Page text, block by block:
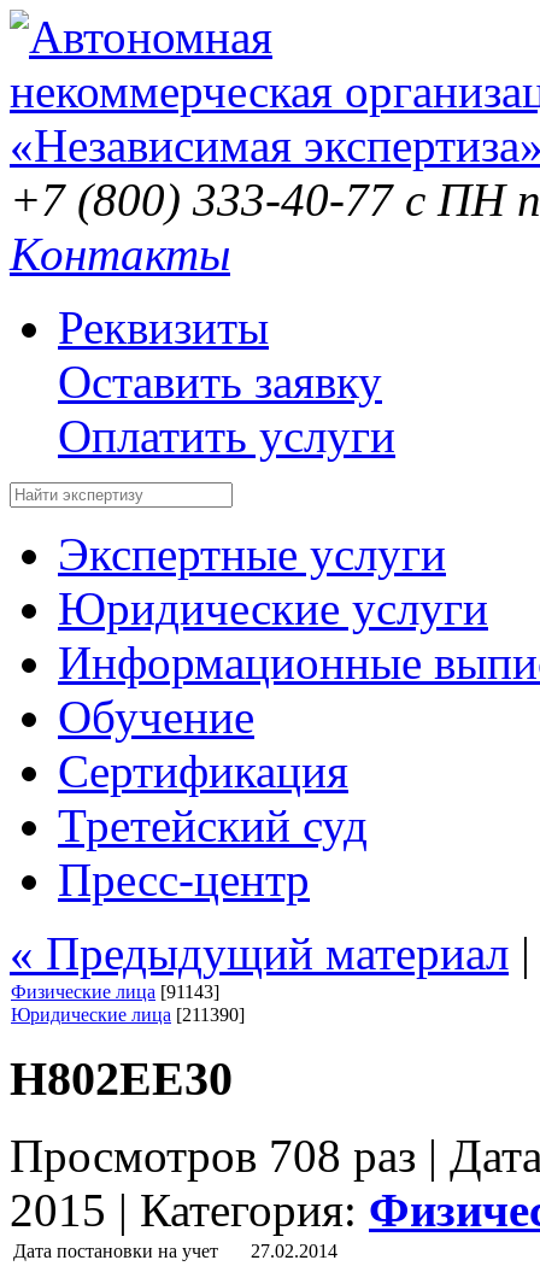
+7 (800) 333-40-77 с ПН
Контакты
Реквизиты
Оставить заявку
Оплатить услуги
Экспертные услуги
Юридические услуги
Информационные
Обучение
Сертификация
Третейский суд
Пресс-центр
« Предыдущий материал
Физические лица [91143]
Юридические лица [211390]
Н802ЕЕ30
Просмотров 708 раз |
2015 | Категория:
Дата постановки на учет
27.02.2014